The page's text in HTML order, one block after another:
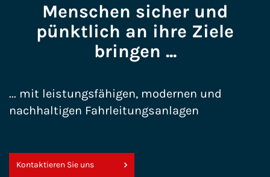
Menschen sicher und
pünktlich an ihre Ziele
bringen ...
... mit leistungsfähigen, modernen und
nachhaltigen Fahrleitungsanlagen
Kontaktieren Sie uns